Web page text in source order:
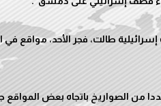
طالت، فجر الأحد، مواقع